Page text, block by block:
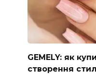
GEMELY: як
створення